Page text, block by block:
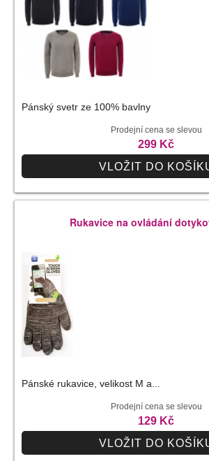
Pánský svetr ze 100% bavlny
Prodejní cena se slevou
299 Kč
VLOŽIT DO
Rukavice na ovládání
Pánské rukavice, velikost M a...
Prodejní cena se slevou
129 Kč
VLOŽIT DO